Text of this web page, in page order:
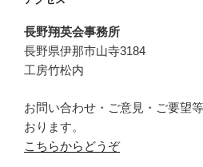
ブ
長野翔英会事務所
長野県伊那市山寺3184
工房竹松内
お問い合わせ・ご意見・ご要望
おります。
こちらからどうぞ